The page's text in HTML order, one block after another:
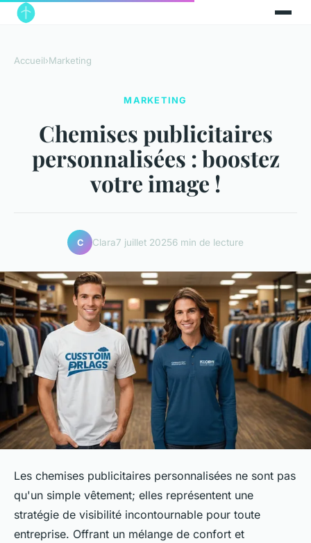
Accueil›Marketing
MARKETING
Chemises publicitaires
personnalisées : boostez
votre image !
C Clara7 juillet 20256 min de lecture
Les chemises publicitaires personnalisées ne sont pas
qu'un simple vêtement; elles représentent une
stratégie de visibilité incontournable pour toute
entreprise. Offrant un mélange de confort et